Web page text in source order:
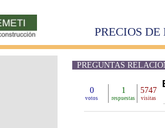
PRECIOS
PREGUNTAS
0
votos
1
respuestas
5747
visitas